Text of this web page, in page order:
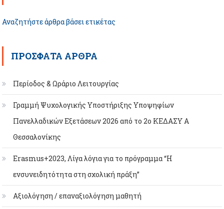
Αναζητήστε άρθρα βάσει ετικέτας
ΠΡΌΣΦΑΤΑ ΆΡΘΡΑ
Περίοδος & Ωράριο Λειτουργίας
Γραμμή Ψυχολογικής Υποστήριξης Υποψηφίων
Πανελλαδικών Εξετάσεων 2026 από το 2ο ΚΕΔΑΣΥ Α
Θεσσαλονίκης
Erasmus+2023, Λίγα λόγια για το πρόγραμμα “Η
ενσυνειδητότητα στη σχολική πράξη”
Αξιολόγηση / επαναξιολόγηση μαθητή